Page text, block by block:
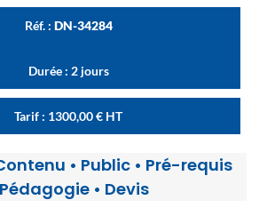
Réf. : DN-34284
Durée : 2 jours
Tarif : 1300,00€ HT
• Public • Pré-requis
Pédagogie • Devis